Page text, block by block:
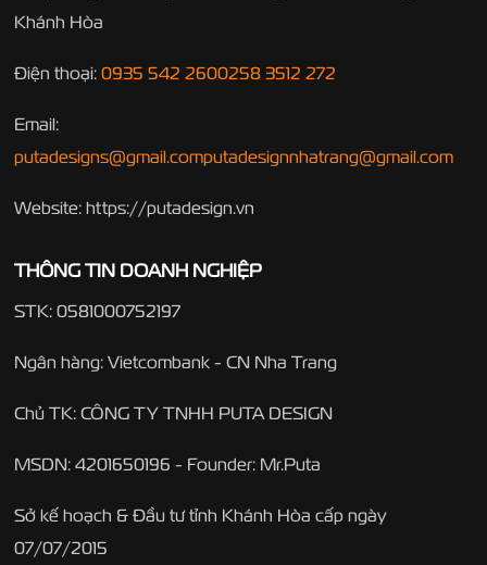
Khánh Hòa
Điện thoại: 0935 542 2600258 3512 272
Email:
putadesigns@gmail.computadesignnhatrang@gmail.com
Website: https://putadesign.vn
THÔNG TIN DOANH NGHIỆP
STK: 0581000752197
Ngân hàng: Vietcombank - CN Nha Trang
Chủ TK: CÔNG TY TNHH PUTA DESIGN
MSDN: 4201650196 - Founder: Mr.Puta
Sở kế hoạch & Đầu tư tỉnh Khánh Hòa cấp ngày
07/07/2015